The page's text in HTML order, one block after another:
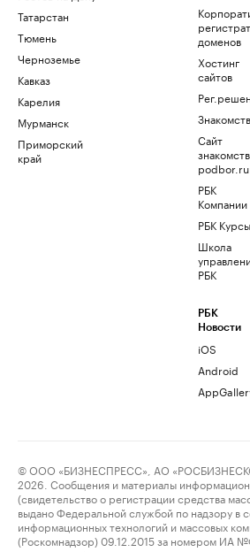
Татарстан
Тюмень
Черноземье
Кавказ
Карелия
Мурманск
Приморский
край
доменов
Хостинг
сайтов
Сайт
знакомств
podbor.ru
РБК
Компании
РБК Курсы
Школа
РБК
РБК
Новости
iOS
Android
© ООО «БИЗНЕСПРЕСС», АО
2026. Сообщения и материалы
(свидетельство о регистрации средства
выдано Федеральной службой по надзору в
информационных технологий и массовых
(Роскомнадзор) 09.12.2015 за номером ИА